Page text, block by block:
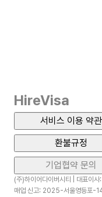
HireVisa
서비스 이용 약관
환불규정
기업협약 문의
(주)하이어다이버시티 | 대표
매업 신고: 2025-서울영등포-